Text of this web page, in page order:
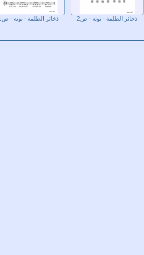
ذخائر الظلمة - نوته - ص1 ذخائر الظلمة - نوته - ص2